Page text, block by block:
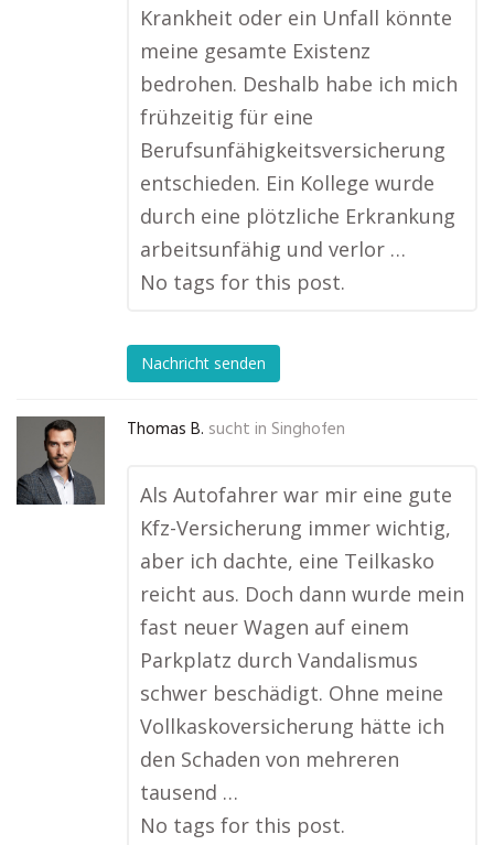
Krankheit oder ein Unfall könnte
meine gesamte Existenz
bedrohen. Deshalb habe ich mich
frühzeitig für eine
Berufsunfähigkeitsversicherung
entschieden. Ein Kollege wurde
durch eine plötzliche Erkrankung
arbeitsunfähig und verlor …
No tags for this post.
Nachricht senden
Thomas B. sucht in Singhofen
Als Autofahrer war mir eine gute
Kfz-Versicherung immer wichtig,
aber ich dachte, eine Teilkasko
reicht aus. Doch dann wurde mein
fast neuer Wagen auf einem
Parkplatz durch Vandalismus
schwer beschädigt. Ohne meine
Vollkaskoversicherung hätte ich
den Schaden von mehreren
tausend …
No tags for this post.